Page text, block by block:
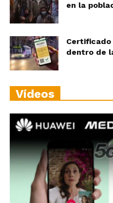
en la
Certificado
dentro de
Vídeos